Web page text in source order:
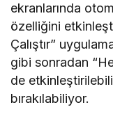
ekranlarında
özelliğini
Çalıştır”
gibi sonradan
de
bırakılabiliyor.